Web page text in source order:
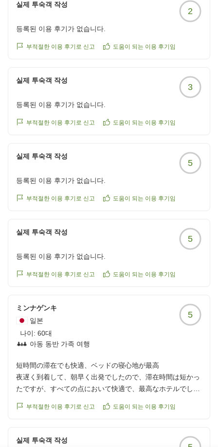
실제 투숙객 작성
2
등록된 이용 후기가 없습니다.
부적절한 이용 후기로 신고 도움이 되는 이용 후기임
실제 투숙객 작성
3
등록된 이용 후기가 없습니다.
부적절한 이용 후기로 신고 도움이 되는 이용 후기임
실제 투숙객 작성
5
등록된 이용 후기가 없습니다.
부적절한 이용 후기로 신고 도움이 되는 이용 후기임
실제 투숙객 작성
5
등록된 이용 후기가 없습니다.
부적절한 이용 후기로 신고 도움이 되는 이용 후기임
ミンナゲンキ
일본
나이: 60대
아동 동반 가족 여행
5
短時間の滞在でも快適、ベッドの寝心地が最高
夜遅く到着して、朝早く出発でしたので、滞在時間は短かっ
たですが、すべての点において快適で、最高なホテルでし
クチコミの詳細はこちらから
부적절한 이용 후기로 신고 도움이 되는 이용 후기임
실제 투숙객 작성